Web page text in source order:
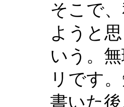
そこで
ようと
いう。
リです
書いた